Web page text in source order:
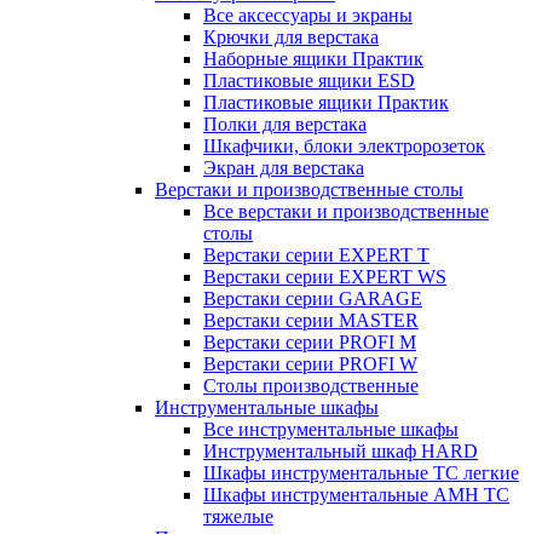
Все аксессуары и экраны
Крючки для верстака
Наборные ящики Практик
Пластиковые ящики ESD
Пластиковые ящики Практик
Полки для верстака
Шкафчики, блоки электророзеток
Экран для верстака
Верстаки и производственные столы
Все верстаки и производственные
столы
Верстаки серии EXPERT T
Верстаки серии EXPERT WS
Верстаки серии GARAGE
Верстаки серии MASTER
Верстаки серии PROFI M
Верстаки серии PROFI W
Столы производственные
Инструментальные шкафы
Все инструментальные шкафы
Инструментальный шкаф HARD
Шкафы инструментальные ТС легкие
Шкафы инструментальные AMH TC
тяжелые